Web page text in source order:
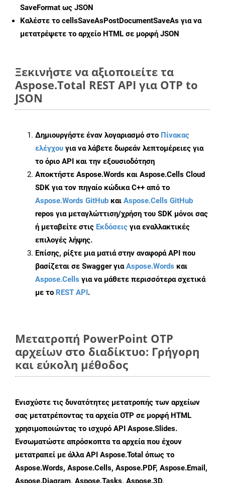
SaveFormat ως JSON
Καλέστε το cellsSaveAsPostDocumentSaveAs για να
μετατρέψετε το αρχείο HTML σε μορφή JSON
Ξεκινήστε να αξιοποιείτε τα
Aspose.Total REST API για OTP to
JSON
Δημιουργήστε έναν λογαριασμό στο Πίνακας
ελέγχου για να λάβετε δωρεάν λεπτομέρειες για
το όριο API και την εξουσιοδότηση
Αποκτήστε Aspose.Words και Aspose.Cells Cloud
SDK για τον πηγαίο κώδικα C++ από το
Aspose.Words GitHub και Aspose.Cells GitHub
repos για μεταγλώττιση/χρήση του SDK μόνοι σας
ή μεταβείτε στις Εκδόσεις για εναλλακτικές
επιλογές λήψης.
Επίσης, ρίξτε μια ματιά στην αναφορά API που
βασίζεται σε Swagger γιαAspose.Words και
Aspose.Cells για να μάθετε περισσότερα σχετικά
με το REST API.
Μετατροπή PowerPoint OTP
αρχείων στο διαδίκτυο: Γρήγορη
και εύκολη μέθοδος
Ενισχύστε τις δυνατότητες μετατροπής των αρχείων
σας μετατρέποντας τα αρχεία OTP σε μορφή HTML
χρησιμοποιώντας το ισχυρό API Aspose.Slides.
Ενσωματώστε απρόσκοπτα τα αρχεία που έχουν
μετατραπεί με άλλα API Aspose.Total όπως το
Aspose.Words, Aspose.Cells, Aspose.PDF, Aspose.Email,
Aspose.Diagram, Aspose.Tasks, Aspose.3D,